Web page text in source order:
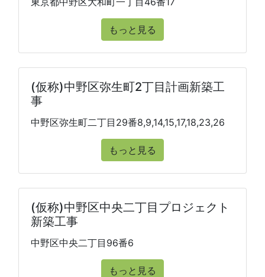
もっと見る
(仮称)中野区弥生町2丁目計画新築工
事
中野区弥生町二丁目29番8,9,14,15,17,18,23,26
もっと見る
(仮称)中野区中央二丁目プロジェクト
新築工事
中野区中央二丁目96番6
もっと見る